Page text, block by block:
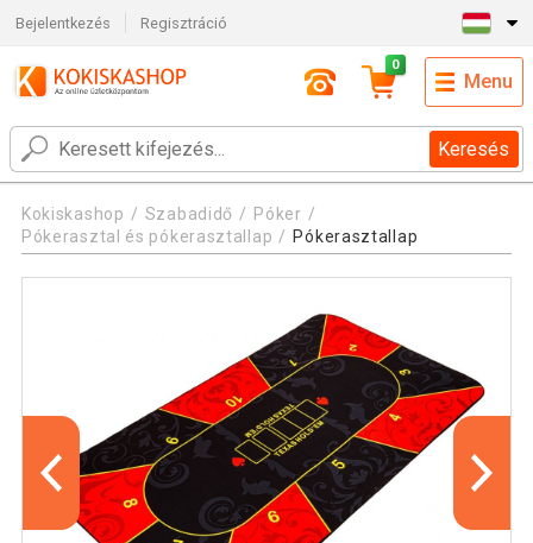
Bejelentkezés Regisztráció
Keresés
0
Menu
Kokiskashop Szabadidő
Póker
Pókerasztal és pókerasztallap
Pókerasztallap